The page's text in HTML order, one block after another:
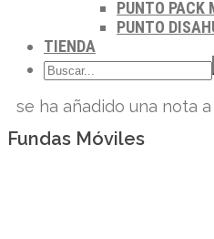
PUNTO PACK
PUNTO
TIENDA
se ha añadido una nota
Fundas Móviles